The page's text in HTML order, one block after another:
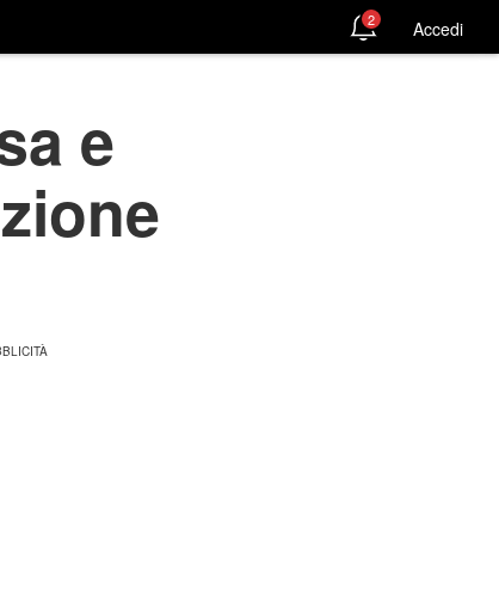
2 Accedi
e